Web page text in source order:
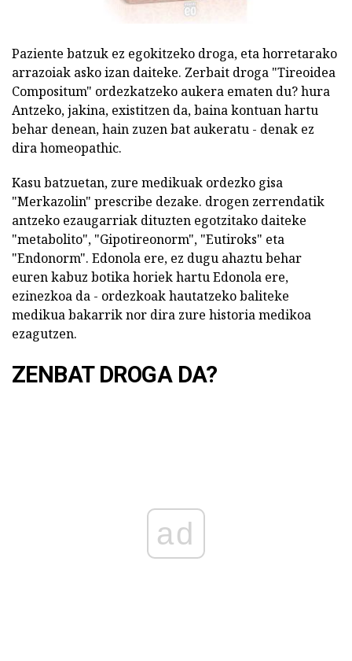
Paziente batzuk ez egokitzeko droga, eta horretarako
arrazoiak asko izan daiteke. Zerbait droga "Tireoidea
Compositum" ordezkatzeko aukera ematen du? hura
Antzeko, jakina, existitzen da, baina kontuan hartu
behar denean, hain zuzen bat aukeratu - denak ez
dira homeopathic.
Kasu batzuetan, zure medikuak ordezko gisa
"Merkazolin" prescribe dezake. drogen zerrendatik
antzeko ezaugarriak dituzten egotzitako daiteke
"metabolito", "Gipotireonorm", "Eutiroks" eta
"Endonorm". Edonola ere, ez dugu ahaztu behar
euren kabuz botika horiek hartu Edonola ere,
ezinezkoa da - ordezkoak hautatzeko baliteke
medikua bakarrik nor dira zure historia medikoa
ezagutzen.
ZENBAT DROGA DA?
ad